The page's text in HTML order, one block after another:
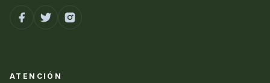
ATENCIÓN